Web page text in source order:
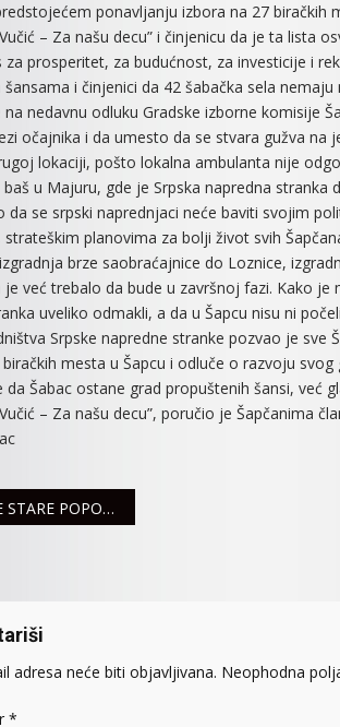
ponavljanju izbora na 27 biračkih
– Za našu decu” i činjenicu da je ta lista
za prosperitet, za budućnost, za investicije i
i činjenici da 42 šabačka sela
na nedavnu odluku Gradske izborne komisije
očajnika i da umesto da se stvara gužva
lokaciji, pošto lokalna ambulanta nije
u Majuru, gde je Srpska napredna stranka
da se srpski naprednjaci neće baviti svojim
strateškim planovima za bolji život svih
brze saobraćajnice do Loznice,
već trebalo da bude u završnoj fazi. Kako
uveliko odmakli, a da u Šapcu nisu ni
Srpske napredne stranke pozvao je
mesta u Šapcu i odluče o razvoju
da Šabac ostane grad propuštenih šansi, već
– Za našu decu”, poručio je Šapčanima
POPOVIĆEVE ŠKOLE
adresa neće biti objavljivana. Neophodna
*